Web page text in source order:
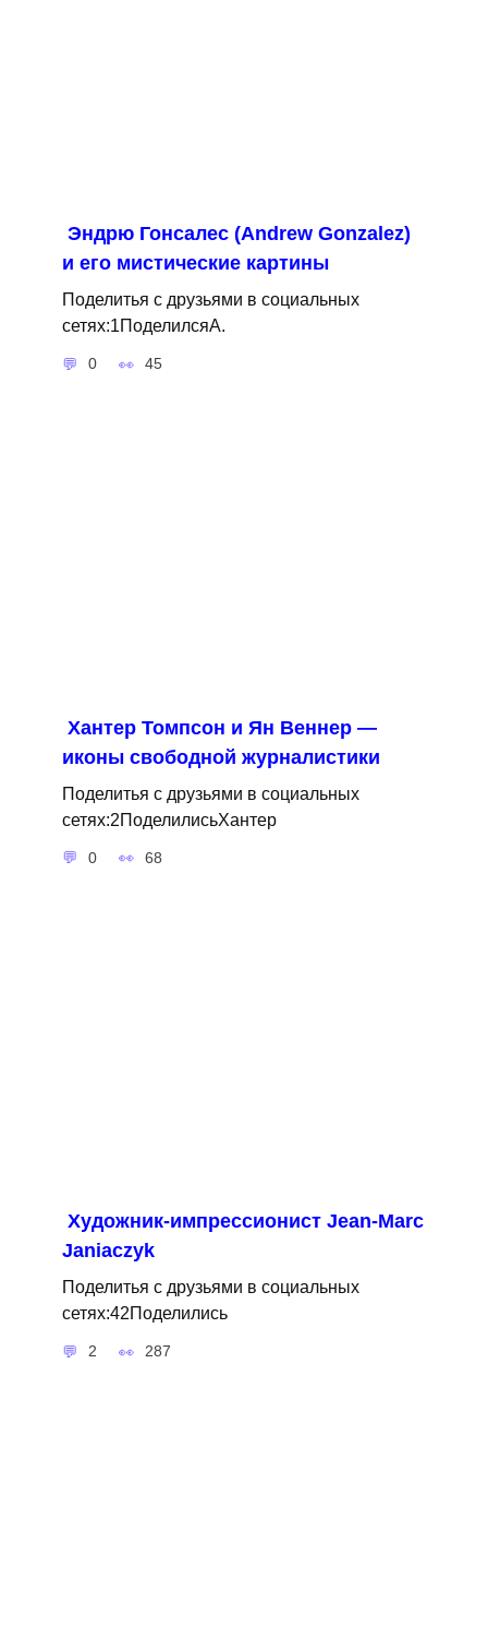
Эндрю Гонсалес (Andrew Gonzalez)
и его мистические картины
Поделитья с друзьями в социальных
сетях:1ПоделилсяA.
0 45
Хантер Томпсон и Ян Веннер —
иконы свободной журналистики
Поделитья с друзьями в социальных
сетях:2ПоделилисьХантер
0 68
Художник-импрессионист Jean-Marc
Janiaczyk
Поделитья с друзьями в социальных
сетях:42Поделились
2 287